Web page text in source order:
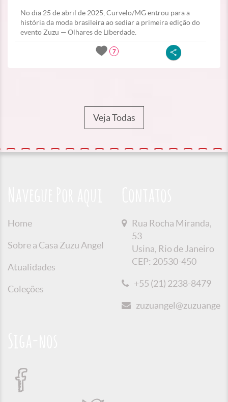
No dia 25 de abril de 2025, Curvelo/MG entrou para a
história da moda brasileira ao sediar a primeira edição do
evento Zuzu — Olhares de Liberdade.
7
Veja Todas
Home
Sobre a Casa Zuzu Angel
Atualidades
Coleções
Rua Rocha Miranda,
53
Usina, Rio de Janeiro
CEP: 20530-450
+55 (21) 2238-8479